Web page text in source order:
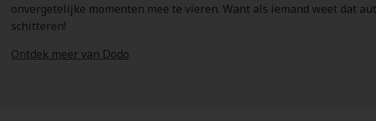
onvergetelijke momenten mee te vieren. Want als iemand weet dat
schitteren!
Ontdek meer van Dodo